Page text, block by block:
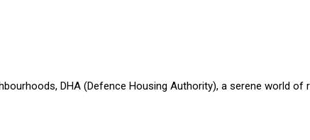
DHA (Defence Housing Authority), a serene world of